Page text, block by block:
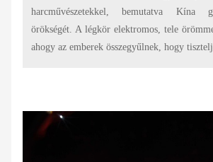
harcművészetekkel, bemutatva Kína
örökségét. A légkör elektromos, tele
ahogy az emberek összegyűlnek, hogy